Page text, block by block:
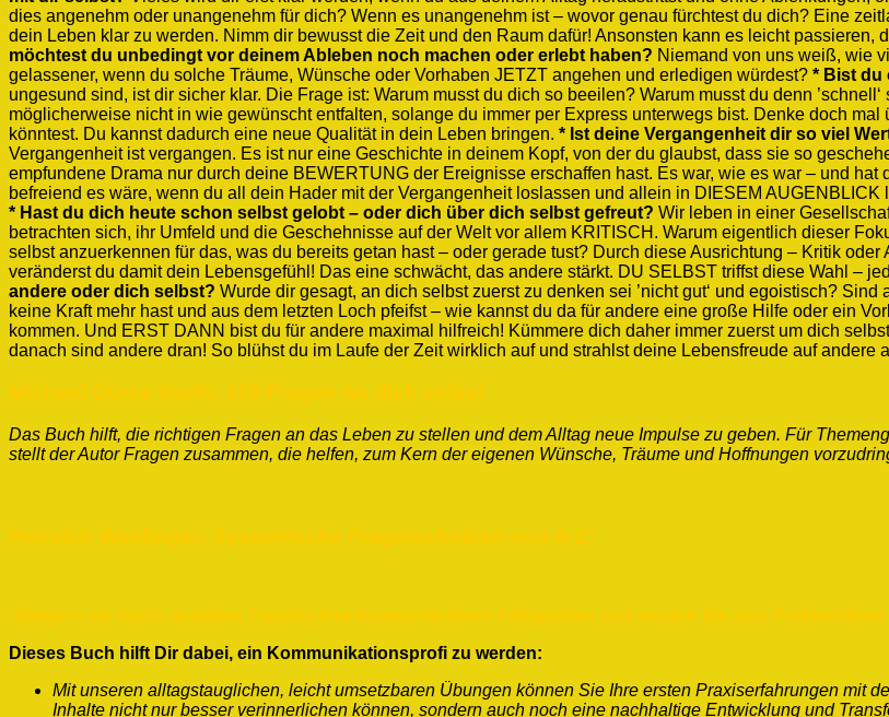
dies angenehm oder unangenehm für dich? Wenn es unangenehm ist – wovor genau fürchtest du dich? Eine
dein Leben klar zu werden. Nimm dir bewusst die Zeit und den Raum dafür! Ansonsten kann es leicht passieren,
möchtest du unbedingt vor deinem Ableben noch machen oder erlebt haben? Niemand von uns weiß, wie
gelassener, wenn du solche Träume, Wünsche oder Vorhaben JETZT angehen und erledigen würdest? * Bist du
ungesund sind, ist dir sicher klar. Die Frage ist: Warum musst du dich so beeilen? Warum musst du denn
möglicherweise nicht in wie gewünscht entfalten, solange du immer per Express unterwegs bist. Denke doch
könntest. Du kannst dadurch eine neue Qualität in dein Leben bringen. * Ist deine Vergangenheit dir so viel
Vergangenheit ist vergangen. Es ist nur eine Geschichte in deinem Kopf, von der du glaubst, dass sie so
empfundene Drama nur durch deine BEWERTUNG der Ereignisse erschaffen hast. Es war, wie es war – und
befreiend es wäre, wenn du all dein Hader mit der Vergangenheit loslassen und allein in DIESEM
* Hast du dich heute schon selbst gelobt – oder dich über dich selbst gefreut? Wir leben in einer
betrachten sich, ihr Umfeld und die Geschehnisse auf der Welt vor allem KRITISCH. Warum eigentlich dieser
selbst anzuerkennen für das, was du bereits getan hast – oder gerade tust? Durch diese Ausrichtung – Kritik
veränderst du damit dein Lebensgefühl! Das eine schwächt, das andere stärkt. DU SELBST triffst diese Wahl –
andere oder dich selbst? Wurde dir gesagt, an dich selbst zuerst zu denken sei ’nicht gut‘ und egoistisch?
keine Kraft mehr hast und aus dem letzten Loch pfeifst – wie kannst du da für andere eine große Hilfe oder ein
kommen. Und ERST DANN bist du für andere maximal hilfreich! Kümmere dich daher immer zuerst um dich
danach sind andere dran! So blühst du im Laufe der Zeit wirklich auf und strahlst deine Lebensfreude auf andere
Das Buch hilft, die richtigen Fragen an das Leben zu stellen und dem Alltag neue Impulse zu geben. Für
stellt der Autor Fragen zusammen, die helfen, zum Kern der eigenen Wünsche, Träume und Hoffnungen
Dieses Buch hilft Dir dabei, ein Kommunikationsprofi zu werden:
Mit unseren alltagstauglichen, leicht umsetzbaren Übungen können Sie Ihre ersten Praxiserfahrungen mit
Inhalte nicht nur besser verinnerlichen können, sondern auch noch eine nachhaltige Entwicklung und